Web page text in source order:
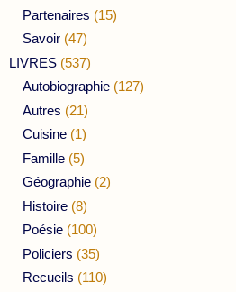
Partenaires (15)
Savoir (47)
LIVRES (537)
Autobiographie (127)
Autres (21)
Cuisine (1)
Famille (5)
Géographie (2)
Histoire (8)
Poésie (100)
Policiers (35)
Recueils (110)